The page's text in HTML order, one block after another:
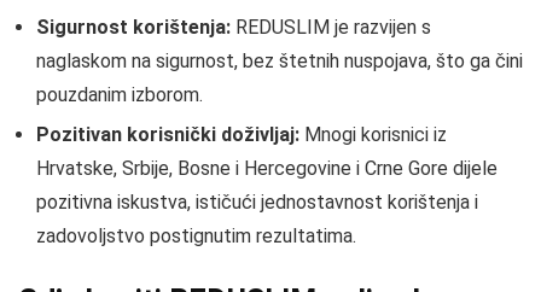
Sigurnost korištenja: REDUSLIM je razvijen s
naglaskom na sigurnost, bez štetnih nuspojava, što ga čini
pouzdanim izborom.
Pozitivan korisnički doživljaj: Mnogi korisnici iz
Hrvatske, Srbije, Bosne i Hercegovine i Crne Gore dijele
pozitivna iskustva, ističući jednostavnost korištenja i
zadovoljstvo postignutim rezultatima.